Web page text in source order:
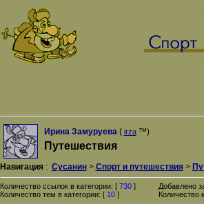
Ирина Замуруева( irza™)
Путешествия
Навигация: Сусанин> Спорт и путешествия>
Количество ссылок в категории: [ 730]
Количество тем в категории: [ 10]
Добавлено
Количество